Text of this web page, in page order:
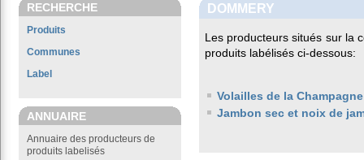
RECHERCHE
Produits
Communes
Label
ANNUAIRE
Annuaire des producteurs de
produits labelisés
DOMMERY
Les producteurs situés sur la
produits labélisés ci-dessous:
Volailles de la Champagne
Jambon sec et noix de